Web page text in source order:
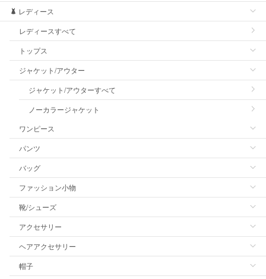
レディース
レディースすべて
トップス
ジャケット/アウター
ジャケット/アウターすべて
ノーカラージャケット
ワンピース
パンツ
バッグ
ファッション小物
靴/シューズ
アクセサリー
ヘアアクセサリー
帽子